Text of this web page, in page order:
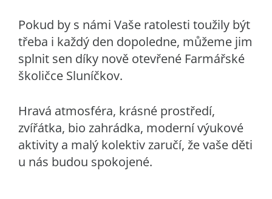
Pokud by s námi Vaše ratolesti toužily být
třeba i každý den dopoledne, můžeme jim
splnit sen díky nově otevřené Farmářské
školičce Sluníčkov.
Hravá atmosféra, krásné prostředí,
zvířátka, bio zahrádka, moderní výukové
aktivity a malý kolektiv zaručí, že vaše děti
u nás budou spokojené.